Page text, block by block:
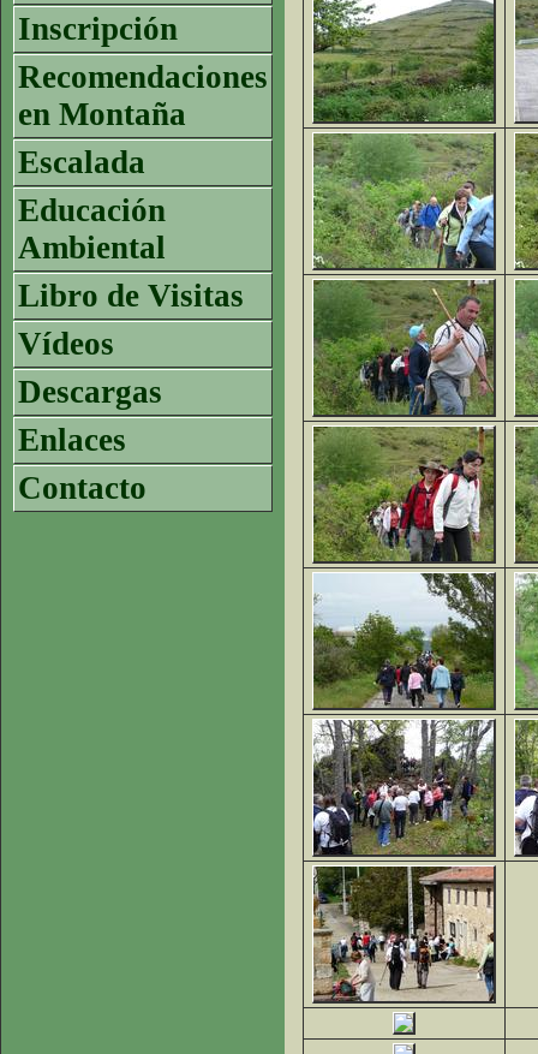
Inscripción
Recomendaciones
en Montaña
Escalada
Educación
Ambiental
Libro de Visitas
Vídeos
Descargas
Enlaces
Contacto